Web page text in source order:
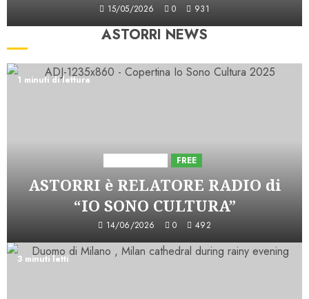
15/05/2026 0 931
ASTORRI NEWS
1 minuti di lettura
FREE
ASTORRI è RELATORE RADIO di
“IO SONO CULTURA”
14/06/2026 0 492
3 minuti letti